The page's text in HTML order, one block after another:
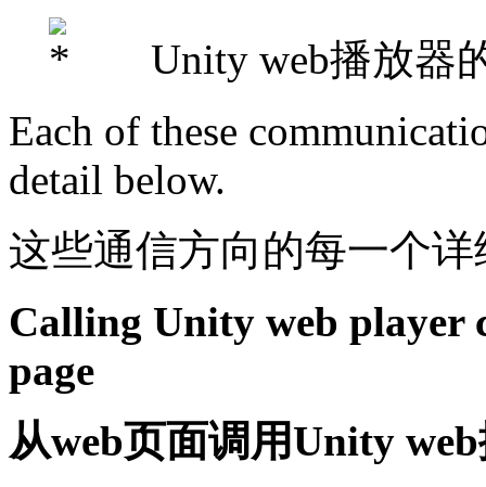
Unity web播放器的
Each of these
detail below.
这些通信方向的每一个
Calling Unity web player
page
从web页面调用Unity web